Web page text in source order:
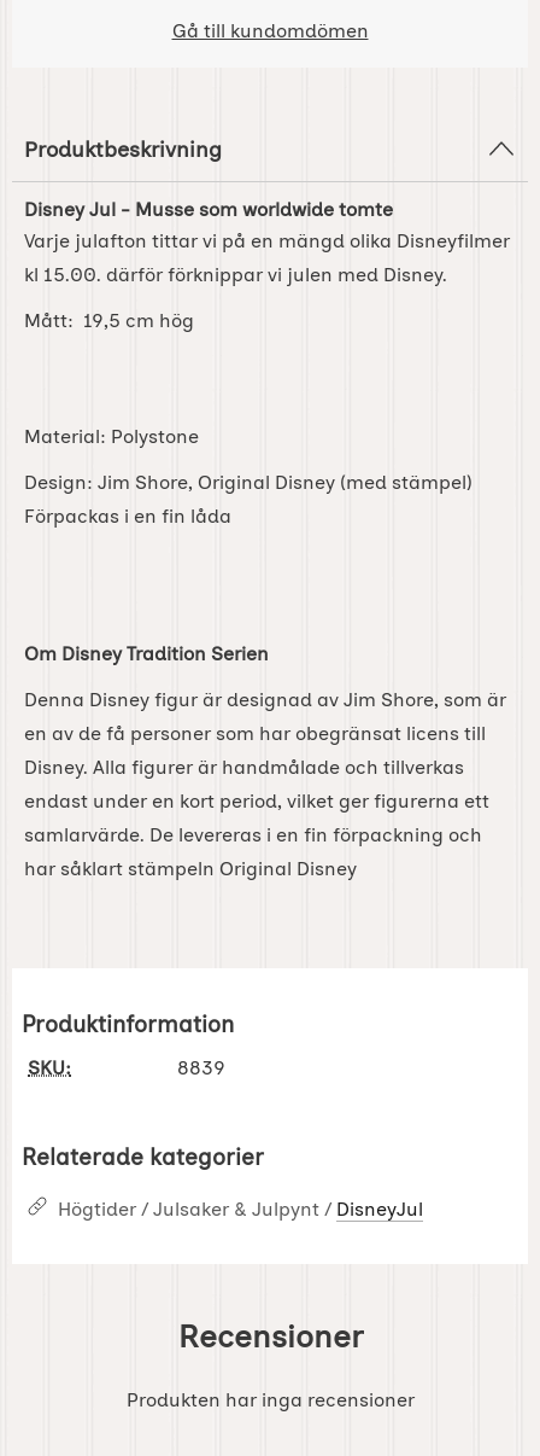
Gå till kundomdömen
Produktbeskrivning
Disney Jul - Musse som worldwide tomte
Varje julafton tittar vi på en mängd olika Disneyfilmer
kl 15.00. därför förknippar vi julen med Disney.
Mått: 19,5 cm hög
Material: Polystone
Design: Jim Shore, Original Disney (med stämpel)
Förpackas i en fin låda
Om Disney Tradition Serien
Denna Disney figur är designad av Jim Shore, som är
en av de få personer som har obegränsat licens till
Disney. Alla figurer är handmålade och tillverkas
endast under en kort period, vilket ger figurerna ett
samlarvärde. De levereras i en fin förpackning och
har såklart stämpeln Original Disney
Produktinformation
SKU: 8839
Relaterade kategorier
Högtider / Julsaker & Julpynt / DisneyJul
Recensioner
Produkten har inga recensioner